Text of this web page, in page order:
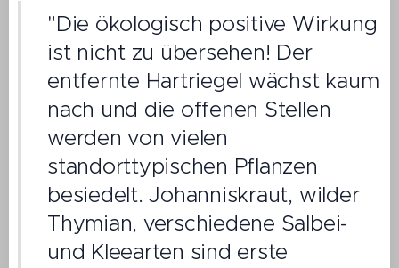
"Die ökologisch positive Wirkung
ist nicht zu übersehen! Der
entfernte Hartriegel wächst kaum
nach und die offenen Stellen
werden von vielen
standorttypischen Pflanzen
besiedelt. Johanniskraut, wilder
Thymian, verschiedene Salbei-
und Kleearten sind erste